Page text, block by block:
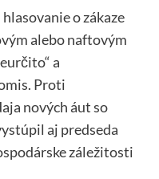
o zákaze
alebo naftovým
a
Proti
nových áut so
aj predseda
záležitosti